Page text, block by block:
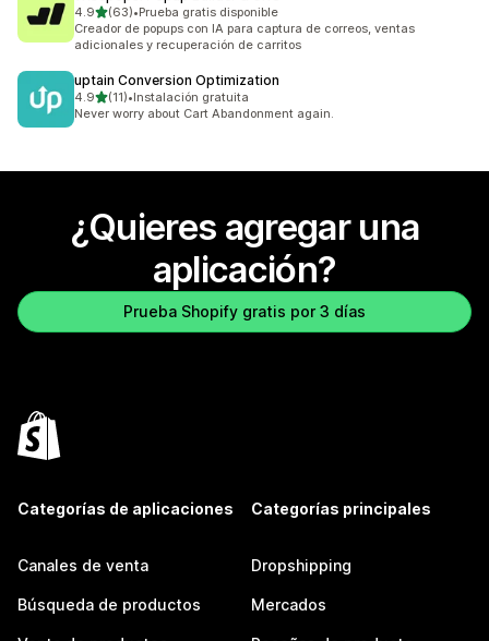
4.9de 5 estrellas
(63)
63 reseñas en total
•Prueba gratis disponible
Creador de popups con IA para captura de correos, ventas
adicionales y recuperación de carritos
uptain Conversion Optimization
4.9de 5 estrellas
(11)
11 reseñas en total
•Instalación gratuita
Never worry about Cart Abandonment again.
¿Quieres agregar una
aplicación?
Prueba Shopify gratis por 3 días
Categorías de aplicaciones
Canales de venta
Búsqueda de productos
Categorías principales
Dropshipping
Mercados